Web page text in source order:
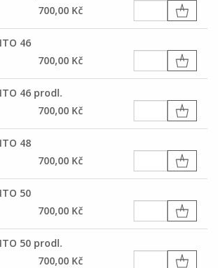
700,00 Kč
46
700,00 Kč
46 prodl.
700,00 Kč
48
700,00 Kč
50
700,00 Kč
50 prodl.
700,00 Kč